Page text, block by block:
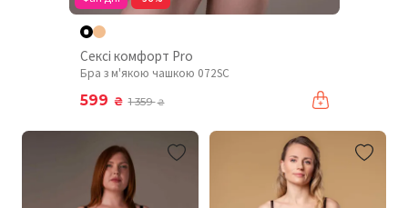
Сексі комфорт Pro
Бра з м'якою чашкою 072SC
599 ₴ 1 359₴